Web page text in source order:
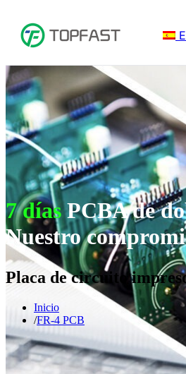
7 díasPCBA de
Nuestro
Placa de circuito
Inicio
FR-4 PCB